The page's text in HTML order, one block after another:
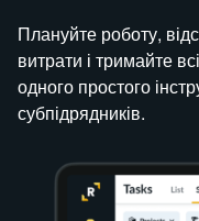
Плануйте роботу,
витрати і тримайте
одного простого
субпідрядників.